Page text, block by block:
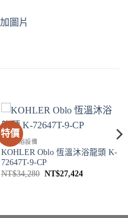
特價
SPA淋浴設備
KOHLER Oblo 恆溫沐浴龍頭 K-
72647T-9-CP
NT$34,280 原
NT$27,424目